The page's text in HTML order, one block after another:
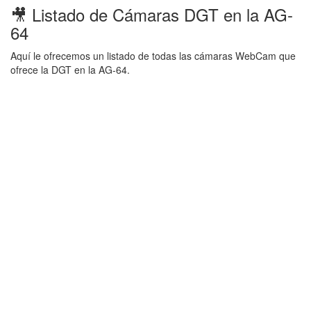
🎥 Listado de Cámaras DGT en la AG-
64
Aquí le ofrecemos un listado de todas las cámaras WebCam que
ofrece la DGT en la AG-64.